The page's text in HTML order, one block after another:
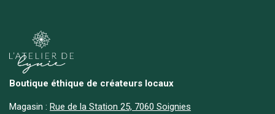
Boutique éthique de créateurs locaux
Magasin : Rue de la Station 25, 7060 Soignies